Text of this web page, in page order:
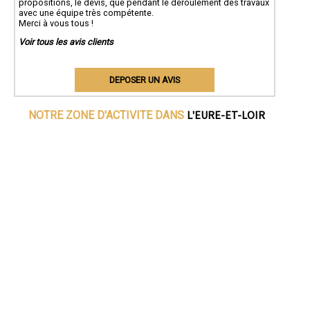
propositions, le devis, que pendant le déroulement des travaux
avec une équipe très compétente.
Merci à vous tous !
Voir tous les avis clients
DEPOSER UN AVIS
NOTRE ZONE D'ACTIVITE DANS L'EURE-ET-LOIR